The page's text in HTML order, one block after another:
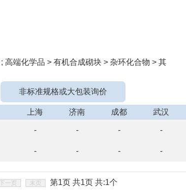
高端化学品 > 有机合成砌块 > 杂环化合物 > 其
非标准规格或大包装询价
上海 济南 成都 武汉
- - - -
- - - -
下一页 末页 第1页 共1页 共:1个